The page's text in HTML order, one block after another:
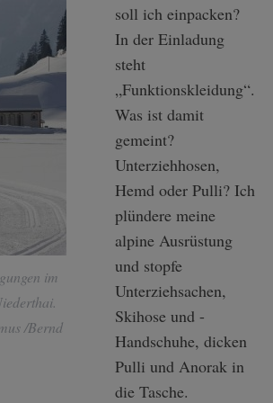
im
/Bernd
soll ich einpacken?
In der Einladung
steht
„Funktionskleidung“.
Was ist damit
gemeint?
Unterziehhosen,
Hemd oder Pulli? Ich
plündere meine
alpine Ausrüstung
und stopfe
Unterziehsachen,
Skihose und -
Handschuhe, dicken
Pulli und Anorak in
die Tasche.